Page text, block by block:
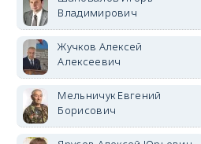
Владимирович
Жучков Алексей
Алексеевич
Мельничук Евгений
Борисович